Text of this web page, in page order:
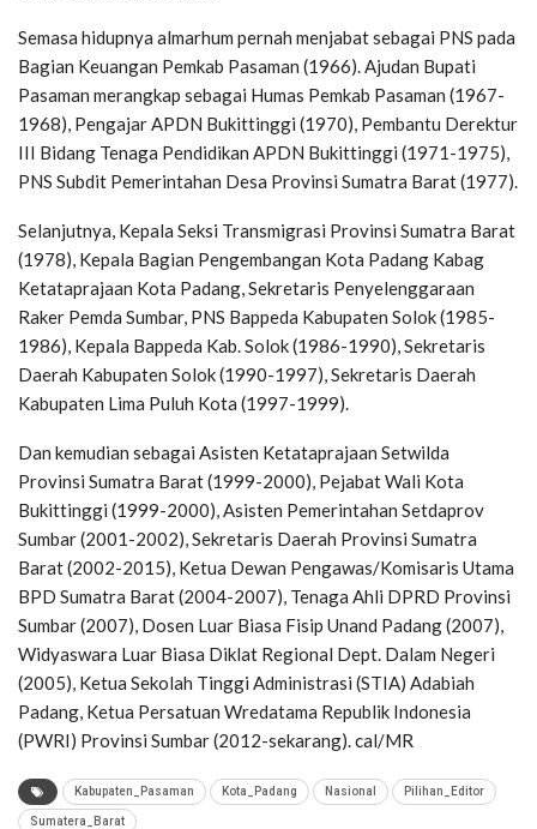
Semasa hidupnya almarhum pernah menjabat sebagai PNS pada
Bagian Keuangan Pemkab Pasaman (1966). Ajudan Bupati
Pasaman merangkap sebagai Humas Pemkab Pasaman (1967-
1968), Pengajar APDN Bukittinggi (1970), Pembantu Derektur
III Bidang Tenaga Pendidikan APDN Bukittinggi (1971-1975),
PNS Subdit Pemerintahan Desa Provinsi Sumatra Barat (1977).
Selanjutnya, Kepala Seksi Transmigrasi Provinsi Sumatra Barat
(1978), Kepala Bagian Pengembangan Kota Padang Kabag
Ketataprajaan Kota Padang, Sekretaris Penyelenggaraan
Raker Pemda Sumbar, PNS Bappeda Kabupaten Solok (1985-
1986), Kepala Bappeda Kab. Solok (1986-1990), Sekretaris
Daerah Kabupaten Solok (1990-1997), Sekretaris Daerah
Kabupaten Lima Puluh Kota (1997-1999).
Dan kemudian sebagai Asisten Ketataprajaan Setwilda
Provinsi Sumatra Barat (1999-2000), Pejabat Wali Kota
Bukittinggi (1999-2000), Asisten Pemerintahan Setdaprov
Sumbar (2001-2002), Sekretaris Daerah Provinsi Sumatra
Barat (2002-2015), Ketua Dewan Pengawas/Komisaris Utama
BPD Sumatra Barat (2004-2007), Tenaga Ahli DPRD Provinsi
Sumbar (2007), Dosen Luar Biasa Fisip Unand Padang (2007),
Widyaswara Luar Biasa Diklat Regional Dept. Dalam Negeri
(2005), Ketua Sekolah Tinggi Administrasi (STIA) Adabiah
Padang, Ketua Persatuan Wredatama Republik Indonesia
(PWRI) Provinsi Sumbar (2012-sekarang). cal/MR
Kabupaten_Pasaman Kota_Padang Nasional Pilihan_Editor
Sumatera_Barat